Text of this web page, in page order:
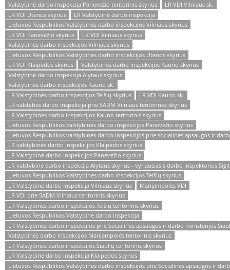
Valstybinė darbo inspekcija Panevėžio teritorinis skyrius
LR VDI Vilniaus sk.
LR VDI Utenos skyrius
LR Valstybinė darbo inspekcija
Lietuvos Respublikos Valstybinės darbo inspekcijos Vilniaus skyrius
LR VDI Panevėžio skyrius
LR VDI Vilniaus skyrius
Valstybinės darbo inspekcijos Vilniaus skyrius
Lietuvos Respublikos Valstybinės darbo inspekcijos Utenos skyrius
LR VDI Klaipėdos skyrius
Valstybinės darbo inspekcijos Kauno skyrius
Valstybinė darbo inspekcija Alytaus skyrius
Valstybinės darbo inspekcijos Kauno sk.
LR Valstybinės darbo inspekcijos Telšių skyrius
LR VDI Kauno sk.
LR valstybės darbo inspekcija prie SADM Vilniaus teritorinės skyrius
LR Valstybinės darbo inspekcijos Kauno teritorinis skyrius
Lietuvos Respublikos valstybinės darbo inspekcijos Panevėžio skyrius
Lietuvos Respublikos valstybinės darbo inspekcijos prie socialinės apsaugos ir
LR valstybinės darbo inspekcijos Klaipėdos skyrius
LR Valstybinė darbo inspekcijos Panevėžio skyrius
LR valstybinė darbo inspekcija Alytaus skyrius - vyriausiasis darbo inspektorius
Lietuvos Respublikos Valstybinės darbo inspekcijos Telšių skyrius
LR Valstybinė darbo inspekcija Vilniaus skyrius
Marijampolės VDI
LR VDI prie SADM Vilnaius teritorinis skyrius
LR Valstybinės darbo inspekcijos Telšių teritorinis skyrius
Lietuvos Respublikos Valstybinė darbo inspekcija
LR Valstybinės darbo inspekcijos prie Socialinės apsaugos ir darbo ministerijos
Valstybinės darbo inspekcijos Marijampolės teritorinis skyrius
LR Valstybinės darbo inspekcijos Šiaulių teritorinis skyrius
LR Valstybinė darbo inspekcija Klaipėdos skyrius
Lietuvos Respublikos Valstybinės darbo inspekcijos prie Socialinės apsaugos ir